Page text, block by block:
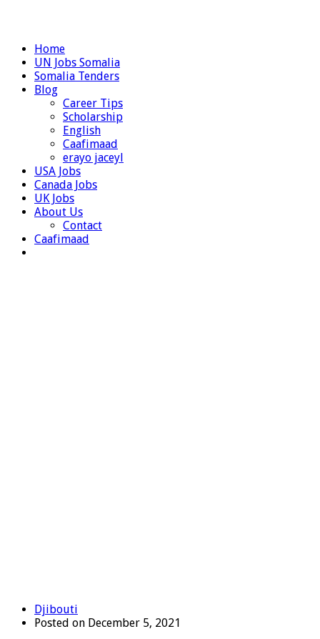
Home
UN Jobs Somalia
Somalia Tenders
Blog
Career Tips
Scholarship
English
Caafimaad
erayo jaceyl
USA Jobs
Canada Jobs
UK Jobs
About Us
Contact
Caafimaad
Djibouti
Posted on December 5, 2021